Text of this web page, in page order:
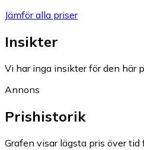
Jämför alla priser
Insikter
Vi har inga insikter för den här
Annons
Prishistorik
Grafen visar lägsta pris över